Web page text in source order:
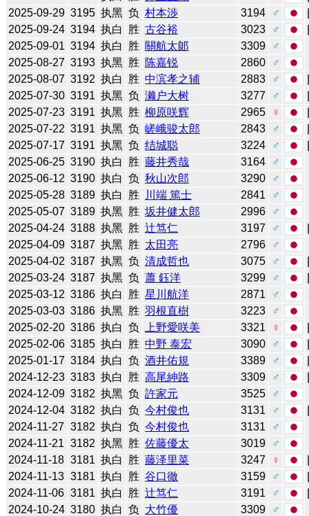
2025-09-29 3195 执黑 负 村本渉 3194 ♂
2025-09-24 3194 执白 胜 古谷裕 3023 ♂
2025-09-01 3194 执白 胜 關航太郞 3309
♂
2025-08-27 3193 执黑 胜 陈嘉锐 2860
♂
2025-08-07 3192 执白 胜 中滨孝之辅 2883 ♂
2025-07-30 3191 执黑 负 濑户大树 3277 ♂
2025-07-23 3191 执黑 胜 柳原咲辉 2965 ♀
2025-07-22 3191 执黑 负 嵯峨骏太郎 2843 ♂
2025-07-17 3191 执黑 负 结城聪 3224 ♂
2025-06-25 3190 执白 胜 藤井秀哉 3164
♂
2025-06-12 3190 执白 负 秋山次郎 3290
♂
2025-05-28 3189 执白 胜 川端 篤士 2841
♂
2025-05-07 3189 执黑 胜 坂井健太郎 2996
♂
2025-04-24 3188 执黑 胜 辻笃仁 3197 ♂
2025-04-09 3187 执黑 胜 太田亮 2796
♂
2025-04-02 3187 执黑 负 清成哲也 3075 ♂
2025-03-24 3187 执黑 负 蕭 鈺洋 3299 ♂
2025-03-12 3186 执白 胜 星川航洋 2871
♂
2025-03-03 3186 执黑 胜 羽根直樹 3223
♂
2025-02-20 3186 执白 负 上野愛咲美 3321 ♀
2025-02-06 3185 执白 胜 中野 泰宏 3090 ♂
2025-01-17 3184 执白 负 酒井佑規 3389 ♂
2024-12-23 3183 执白 胜 高尾紳路 3309 ♂
2024-12-09 3182 执黑 负 許家元 3525
♂
2024-12-04 3182 执白 负 今村俊也 3131 ♂
2024-11-27 3182 执白 负 今村俊也 3131
♂
2024-11-21 3182 执黑 胜 佐藤優太 3019
♂
2024-11-18 3181 执白 胜 藤泽里菜 3247 ♀
2024-11-13 3181 执白 胜 谷口徹 3159 ♂
2024-11-06 3181 执白 胜 辻笃仁 3191 ♂
2024-10-24 3180 执白 负 大竹優 3309
♂